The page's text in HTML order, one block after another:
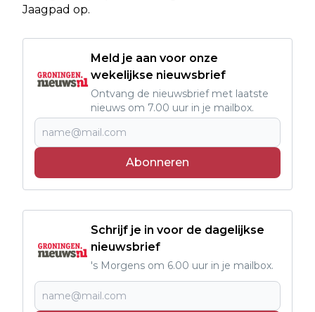
Jaagpad op.
Meld je aan voor onze
wekelijkse nieuwsbrief
Ontvang de nieuwsbrief met laatste
nieuws om 7.00 uur in je mailbox.
Abonneren
Schrijf je in voor de dagelijkse
nieuwsbrief
's Morgens om 6.00 uur in je mailbox.